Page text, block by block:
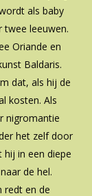
als baby
twee leeuwen.
Oriande en
Baldaris.
dat, als hij de
kosten. Als
nigromantie
het zelf door
hij in een diepe
de hel.
redt en de